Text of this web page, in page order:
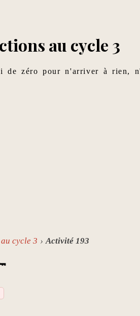
au cycle 3
zéro pour n'arriver à rien,
cycle 3 Activité 193